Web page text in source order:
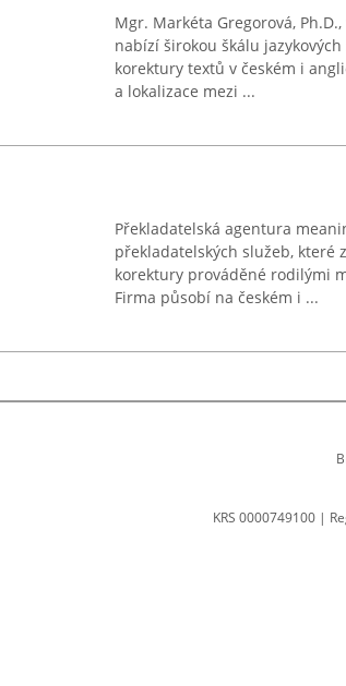
Mgr. Markéta Gregorová,
nabízí širokou škálu
korektury textů v českém i
a lokalizace mezi ...
Překladatelská agentura
překladatelských služeb, které
korektury prováděné rodilými
Firma působí na českém i ...
KRS 0000749100 |